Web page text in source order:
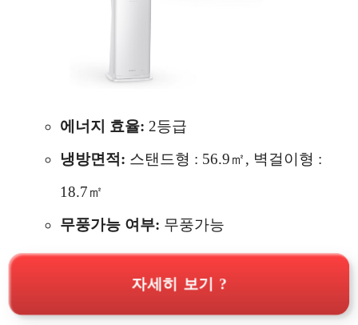
에너지 효율: 2등급
냉방면적: 스탠드형 : 56.9㎡, 벽걸이형 :
18.7㎡
무풍가능 여부: 무풍가능
자세히 보기 ?